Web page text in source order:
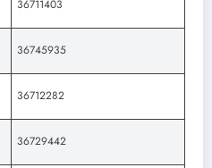
36711403
36745935
36712282
36729442